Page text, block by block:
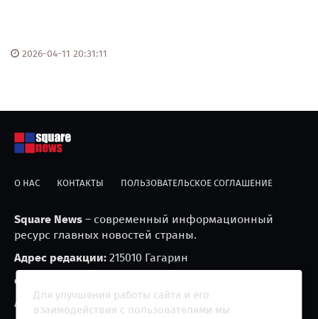
2026-04-11 20:31:11
О НАС КОНТАКТЫ ПОЛЬЗОВАТЕЛЬСКОЕ СОГЛАШЕНИЕ
Square News – современный информационный
ресурс главных новостей страны.
Адрес редакции: 215010 Гагарин
e-mail:
Агрегатор новостей «Square news» (18+)
Для улучшения работы сайта и его
взаимодействия с пользователями мы